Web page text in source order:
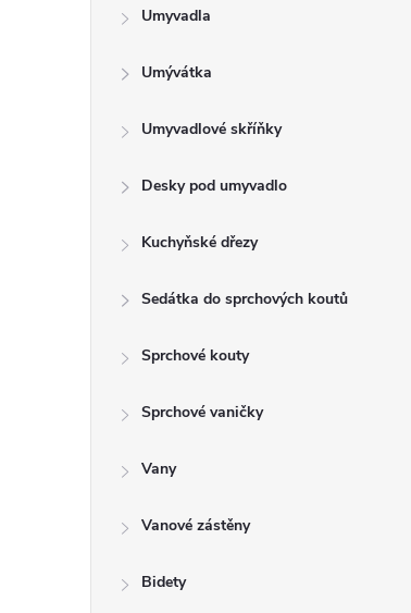
Umyvadla
Umývátka
Umyvadlové skříňky
Desky pod umyvadlo
Kuchyňské dřezy
Sedátka do sprchových koutů
Sprchové kouty
Sprchové vaničky
Vany
Vanové zástěny
Bidety